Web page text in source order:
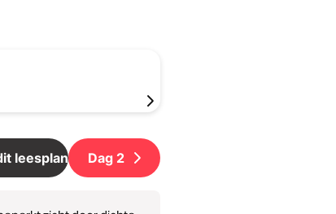
leesplan Dag 2